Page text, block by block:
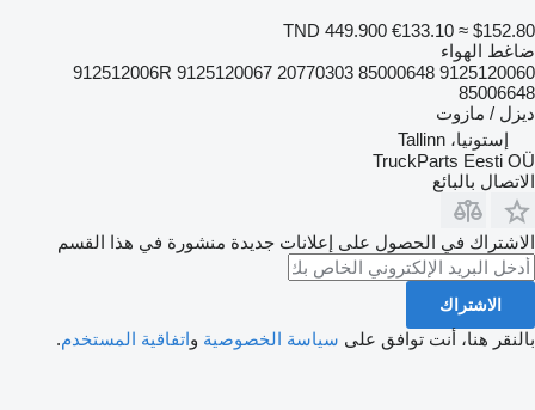
TND 449.900 €133.10 ≈ $152.80
ضاغط الهواء
9125120060 912512006R 9125120067 20770303 85000648
85006648
ديزل / مازوت
إستونيا، Tallinn
TruckParts Eesti OÜ
الاتصال بالبائع
الاشتراك في الحصول على إعلانات جديدة منشورة في هذا القسم
الاشتراك
بالنقر هنا، أنت توافق على سياسة الخصوصية واتفاقية المستخدم.